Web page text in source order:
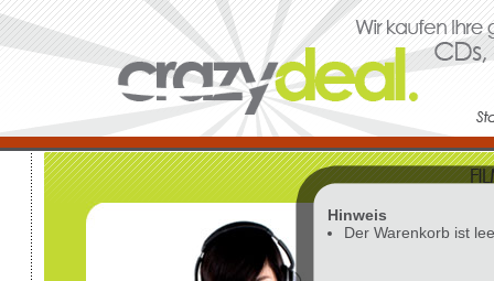
Hinweis
Der Warenkorb ist